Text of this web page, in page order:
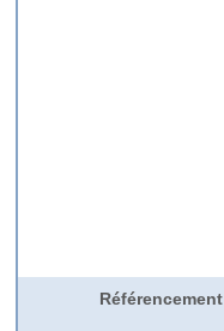
Référencement